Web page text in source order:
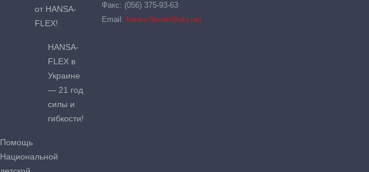
от HANSA-
FLEX!
HANSA-
FLEX в
Украине
— 21 год
силы и
гибкости!
Помощь
Национальной
Факс: (056) 375-93-63
Email: hansa-flexdn@ukr.net